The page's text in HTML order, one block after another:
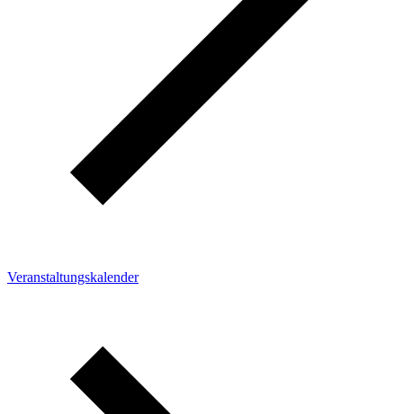
Veranstaltungskalender